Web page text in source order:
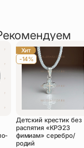
Оставить отзыв
свое согласие с
конфиденциальностии
на обработку
данных
Хит
-14%
Детский крестик без
распятия «КРЭ23
фимиам» серебро/
родий